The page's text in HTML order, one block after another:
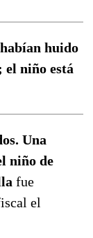
huido
el niño está
Una
niño de
fue
el